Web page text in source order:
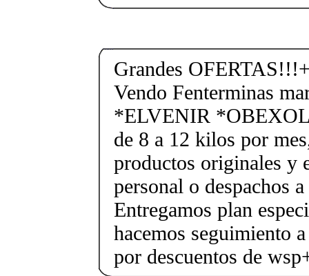
Grandes
Vendo Fenterminas
*ELVENIR
de 8 a 12 kilos por
productos originales y
personal o despachos
Entregamos plan
hacemos seguimiento
por descuentos de